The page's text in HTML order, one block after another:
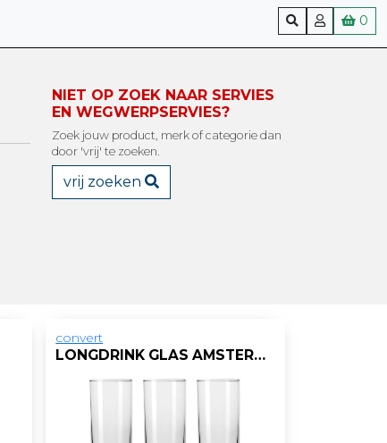
0
NIET OP ZOEK NAAR SERVIES
EN WEGWERPSERVIES?
Zoek jouw product, merk of categorie dan
door 'vrij' te zoeken.
vrij zoeken
convert
LONGDRINK GLAS AMSTERDAM 27CL/DOOS 6